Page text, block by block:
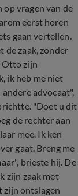
op vragen van de
eerst horen
gaan vertellen.
de zaak, zonder
Otto zijn
ik heb me niet
advocaat",
"Doet u dit
de rechter aan
mee. Ik ken
gaat. Breng me
brieste hij. De
zijn zaak met
zijn ontslagen